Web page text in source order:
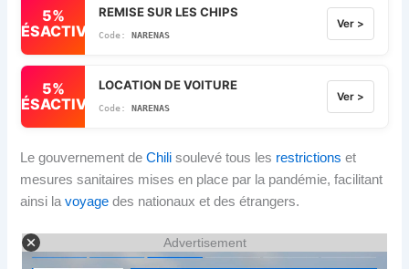
5%
DÉSACTIVÉ
REMISE SUR LES CHIPS
NARENAS
Ver >
5%
DÉSACTIVÉ
LOCATION DE VOITURE
NARENAS
Ver >
Le gouvernement deChili soulevé tous les restrictions et
mesures sanitaires mises en place par la pandémie, facilitant
ainsi lavoyage des nationaux et des étrangers.
Advertisement